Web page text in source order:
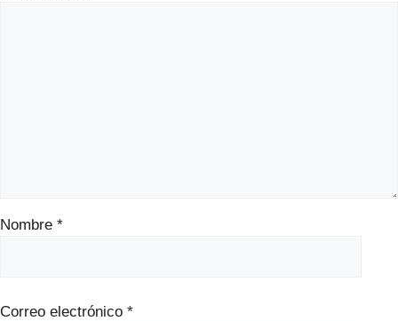
Nombre *
Correo electrónico *